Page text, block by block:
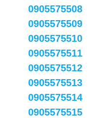
0905575508
0905575509
0905575510
0905575511
0905575512
0905575513
0905575514
0905575515